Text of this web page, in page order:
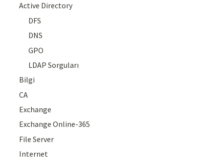
Active Directory
DFS
DNS
GPO
LDAP Sorguları
Bilgi
CA
Exchange
Exchange Online-365
File Server
Internet